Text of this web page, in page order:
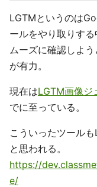
LGTMというのは
ールをやり取りす
ムーズに確認しよ
が有力。
現在はLGTM画像ジ
でに至っている。
こういったツール
と思われる。
https://
e/